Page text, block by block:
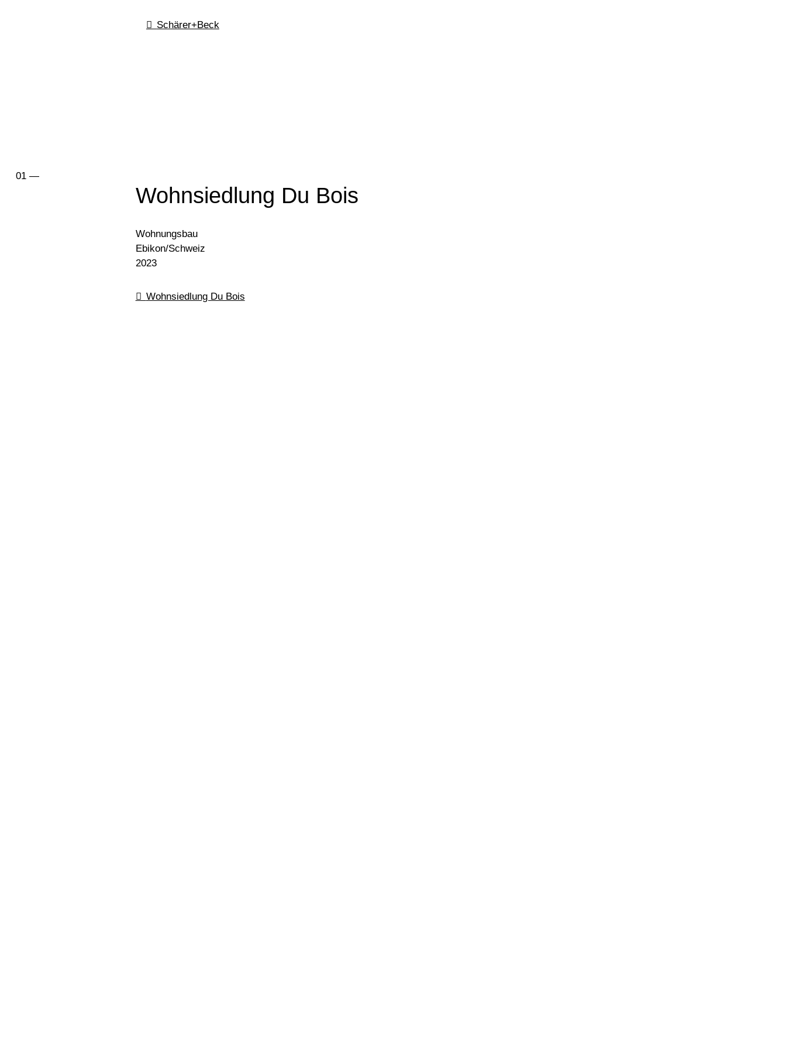
Schärer+Beck
Wohnsiedlung Du Bois
Wohnungsbau
Ebikon/Schweiz
2023
Wohnsiedlung Du Bois